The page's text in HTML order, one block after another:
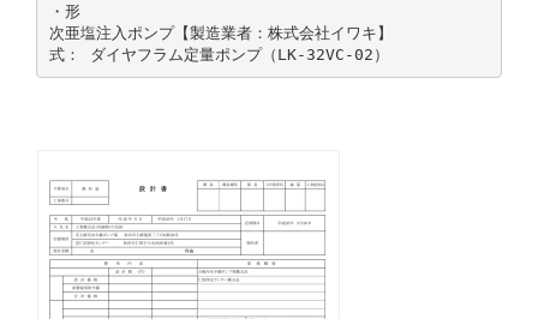
・形
次亜塩注入ポンプ【製造業者：株式会社イワキ】